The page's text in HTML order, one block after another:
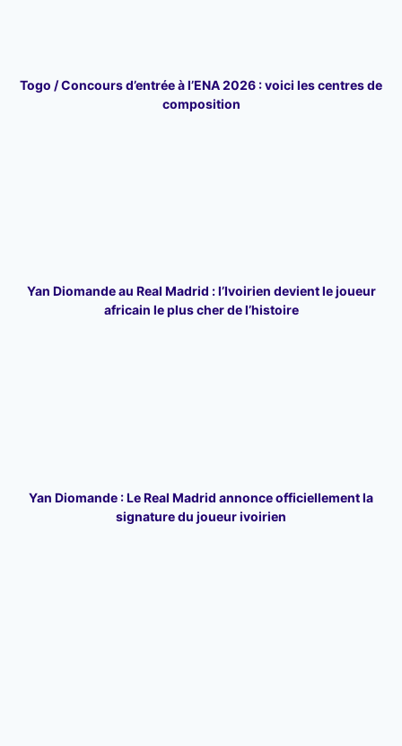
Togo / Concours d’entrée à l’ENA 2026 : voici les centres de
composition
Yan Diomande au Real Madrid : l’Ivoirien devient le joueur
africain le plus cher de l’histoire
Yan Diomande : Le Real Madrid annonce officiellement la
signature du joueur ivoirien